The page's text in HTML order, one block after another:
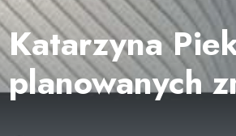
Katarzyna
planowanych